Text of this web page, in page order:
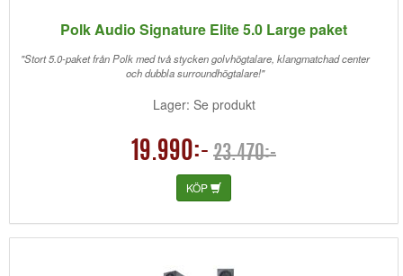
Polk Audio Signature Elite 5.0 Large paket
"Stort 5.0-paket från Polk med två stycken golvhögtalare, klangmatchad center
och dubbla surroundhögtalare!"
Lager: Se produkt
19.990:- 23.470:-
KÖP